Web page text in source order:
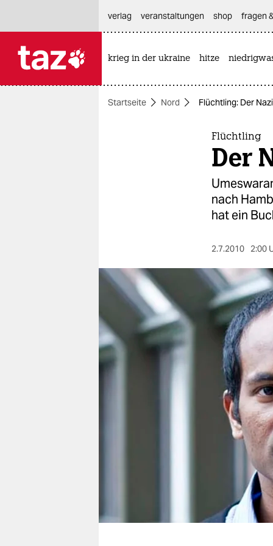
themen
berlin
nord
wahrheit
verlag
genossenschaft
verlag
veranstaltungen shop fragen
krieg in der ukraine hitze
Startseite Nord Flüchtling: Der
Flüchtling
Der
nach
hat ein
2.7.2010 2:00